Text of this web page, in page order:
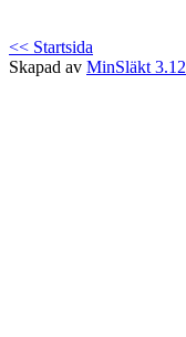
<< Startsida
Skapad av MinSläkt 3.12